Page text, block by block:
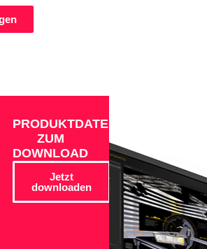
PRODUKTDATEN
ZUM
DOWNLOAD
Jetzt
downloaden